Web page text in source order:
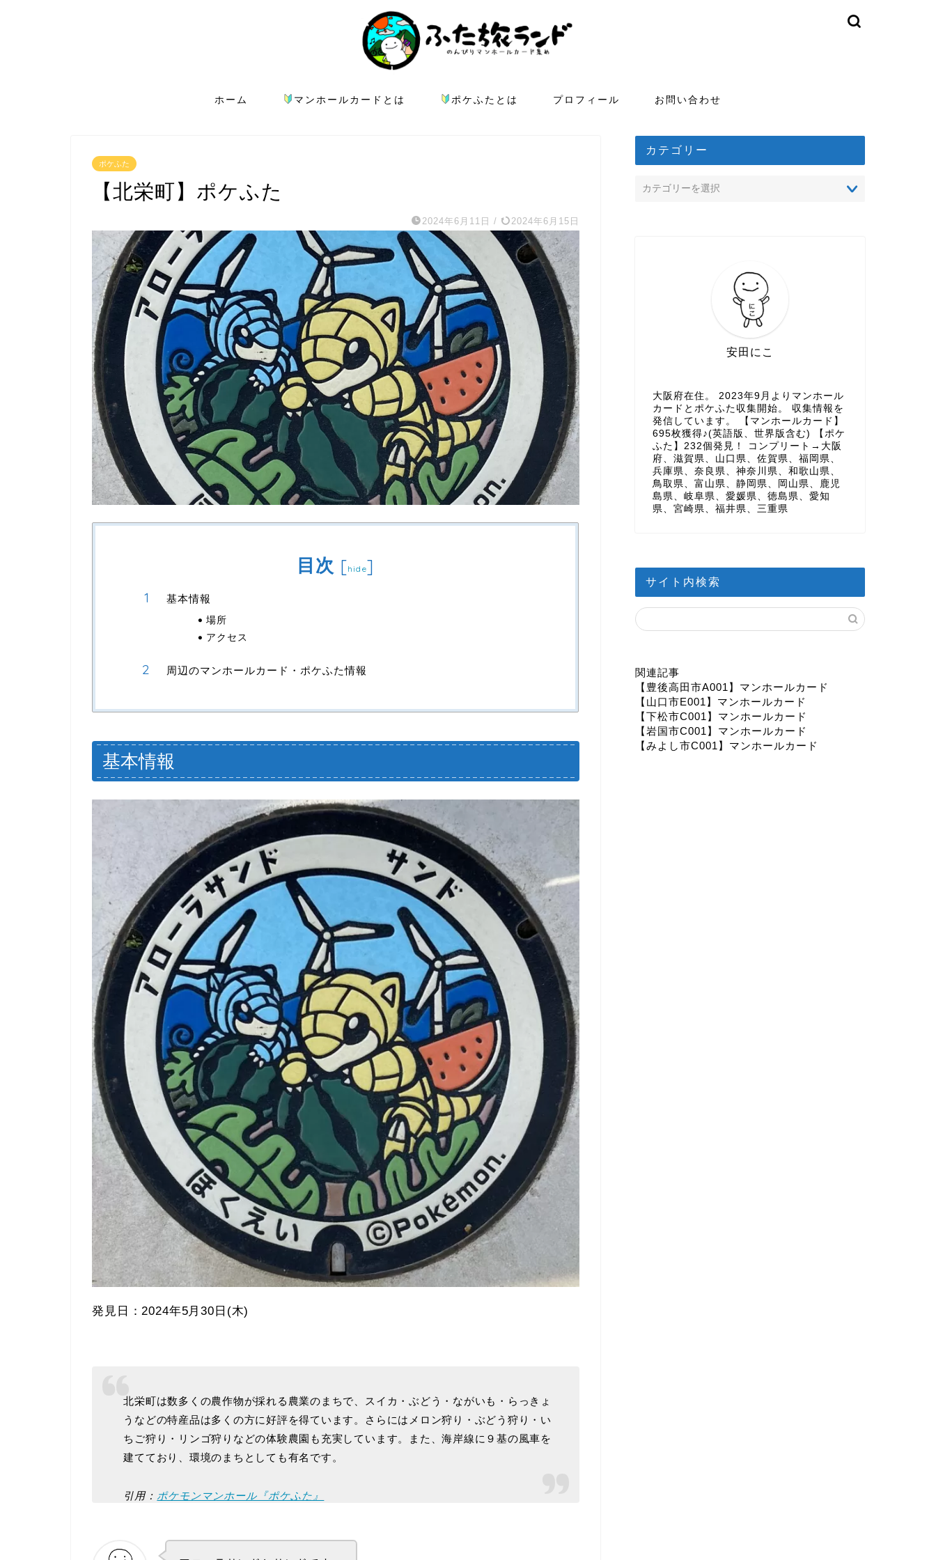
ホーム マンホールカードとは ポケふたとは プロフィール お問い合わせ
ポケふた
【北栄町】ポケふた
2024年6月11日 / 2024年6月15日
目次 [hide]
基本情報
場所
アクセス
周辺のマンホールカード・ポケふた情報
基本情報
発見日：2024年5月30日(木)
北栄町は数多くの農作物が採れる農業のまちで、スイカ・ぶどう・ながいも・らっきょ
うなどの特産品は多くの方に好評を得ています。さらにはメロン狩り・ぶどう狩り・い
ちご狩り・リンゴ狩りなどの体験農園も充実しています。また、海岸線に９基の風車を
建てており、環境のまちとしても有名です。
引用： ポケモンマンホール『ポケふた』
カテゴリー
安田にこ
大阪府在住。 2023年9月よりマンホール
カードとポケふた収集開始。 収集情報を
発信しています。 【マンホールカード】
695枚獲得♪(英語版、世界版含む) 【ポケ
ふた】232個発見！ コンプリート→大阪
府、滋賀県、山口県、佐賀県、福岡県、
兵庫県、奈良県、神奈川県、和歌山県、
鳥取県、富山県、静岡県、岡山県、鹿児
島県、岐阜県、愛媛県、徳島県、愛知
県、宮崎県、福井県、三重県
サイト内検索
関連記事
【豊後高田市A001】マンホールカード
【山口市E001】マンホールカード
【下松市C001】マンホールカード
【岩国市C001】マンホールカード
【みよし市C001】マンホールカード